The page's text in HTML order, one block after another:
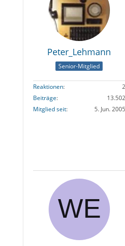
Peter_Lehmann
Senior-Mitglied
Reaktionen
2
Beiträge
13.502
Mitglied seit
5. Jun. 2005